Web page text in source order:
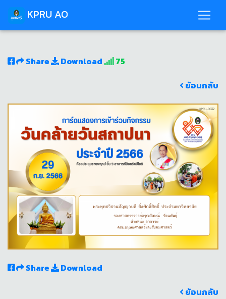
KPRU AO
Share Download
75
ย้อนกลับ
Share
Download
ย้อนกลับ